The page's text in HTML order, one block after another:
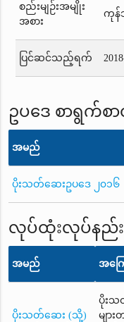
စည်းမျဉ်းအမျိုး
အစား
ကုန်
ပြင်ဆင်သည့်ရက်
ဥပဒေ စာရွက်စာ
အမည်
ပိုးသတ်ဆေးဥပဒေ ၂၀၁၆
လုပ်ထုံးလုပ်နည်းမ
အမည် အကြ
ပိုးသတ်ဆေး (သို့)
ပိုးသ
မျာ